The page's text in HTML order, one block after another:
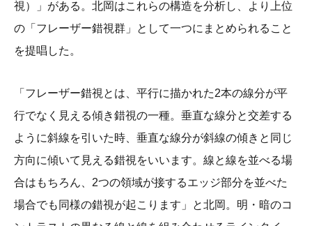
視）」がある。北岡はこれらの構造を分析し、より上位
の「フレーザー錯視群」として一つにまとめられること
を提唱した。
「フレーザー錯視とは、平行に描かれた2本の線分が平
行でなく見える傾き錯視の一種。垂直な線分と交差する
ように斜線を引いた時、垂直な線分が斜線の傾きと同じ
方向に傾いて見える錯視をいいます。線と線を並べる場
合はもちろん、2つの領域が接するエッジ部分を並べた
場合でも同様の錯視が起こります」と北岡。明・暗のコ